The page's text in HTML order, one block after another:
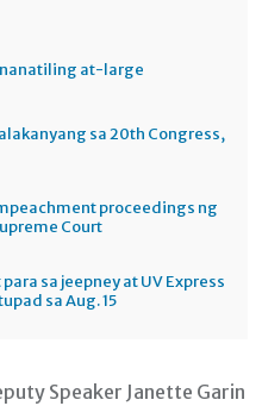
at-large
sa 20th Congress,
proceedings ng
Court
sa jeepney at UV Express
sa Aug. 15
Speaker Janette Garin